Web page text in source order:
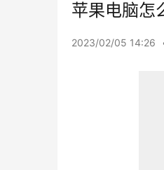
苹果电脑怎
2023/02/05 14:26